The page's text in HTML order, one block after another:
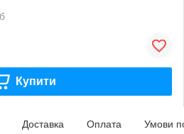
Купити
Доставка Оплата Умови